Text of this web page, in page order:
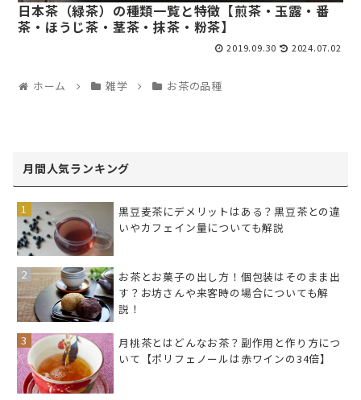
日本茶（緑茶）の種類一覧と特徴【煎茶・玉露・番
茶・ほうじ茶・茎茶・抹茶・粉茶】
2019.09.30 2024.07.02
ホーム 雑学 お茶の品種
月間人気ランキング
黒豆麦茶にデメリットはある？黒豆茶との違
いやカフェイン量についても解説
お茶とお菓子の出し方！個包装はそのまま出
す？お坊さんや来客時の場合についても解
説！
月桃茶とはどんなお茶？副作用と作り方につ
いて【ポリフェノールは赤ワインの34倍】